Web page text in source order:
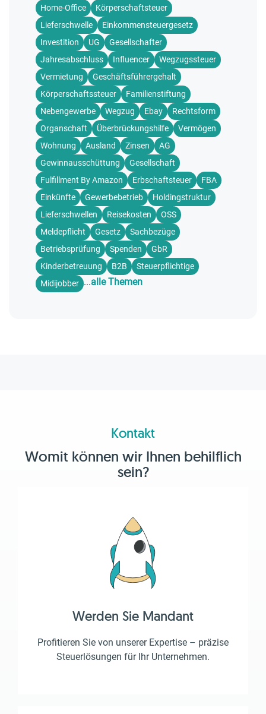
Home-Office
Körperschaftsteuer
Lieferschwelle
Einkommensteuergesetz
Investition
UG
Gesellschafter
Jahresabschluss
Influencer
Wegzugssteuer
Vermietung
Geschäftsführergehalt
Körperschaftssteuer
Familienstiftung
Nebengewerbe
Wegzug Ebay
Rechtsform
Organschaft
Überbrückungshilfe
Vermögen
Wohnung
Ausland Zinsen
AG
Gewinnausschüttung
Gesellschaft
Fulfillment By Amazon
Erbschaftsteuer
FBA
Einkünfte
Gewerbebetrieb
Holdingstruktur
Lieferschwellen
Reisekosten
OSS
Meldepflicht
Gesetz
Sachbezüge
Betriebsprüfung
Spenden
GbR
Kinderbetreuung
B2B
Steuerpflichtige
Midijobber ...alle Themen
Kontakt
Womit können wir Ihnen behilflich
sein?
Werden Sie Mandant
Profitieren Sie von unserer Expertise – präzise
Steuerlösungen für Ihr Unternehmen.